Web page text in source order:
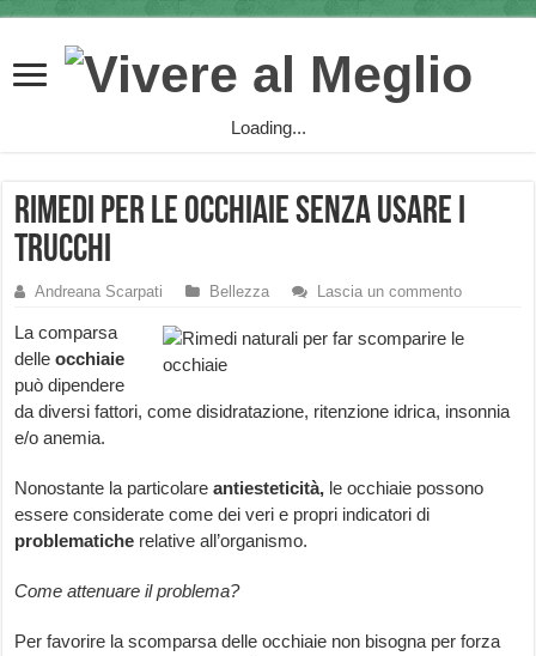
Loading...
Rimedi per le occhiaie senza usare i
trucchi
Andreana Scarpati Bellezza Lascia un commento
La comparsa
delleocchiaie
può dipendere
da diversi fattori, come disidratazione, ritenzione idrica, insonnia
e/o anemia.
Nonostante la particolare antiesteticità, le occhiaie possono
essere considerate come dei veri e propri indicatori di
problematiche relative all’organismo.
Come attenuare il problema?
Per favorire la scomparsa delle occhiaie non bisogna per forza